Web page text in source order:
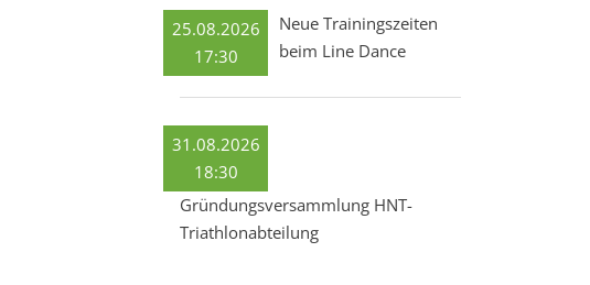
25.08.2026
17:30
Neue Trainingszeiten
beim Line Dance
31.08.2026
18:30
Gründungsversammlung HNT-
Triathlonabteilung